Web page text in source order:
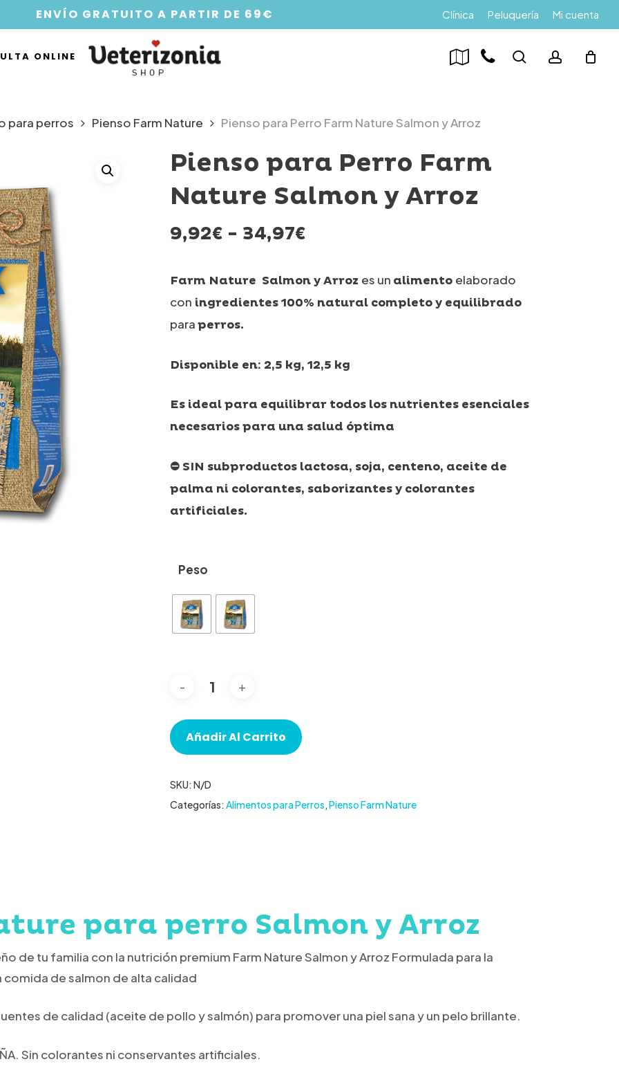
ENVÍO GRATUITO A PARTIR DE 69€ Clínica Peluquería Mi cuenta
ONLINE search account
para perros Pienso Farm Nature Pienso para Perro Farm Nature Salmon y Arroz
Pienso para Perro Farm
Nature Salmon y Arroz
9,92€ - 34,97€Rango
precios:
desde
34,97€
Farm Nature Salmon y Arroz es un alimento elaborado
con ingredientes 100% natural completo y equilibrado
paraperros.
Disponible en: 2,5 kg, 12,5 kg
Es idealpara equilibrar todos los nutrientes esenciales
necesarios para una salud óptima
⛔ SIN subproductos lactosa, soja, centeno, aceite de
palma ni colorantes, saborizantes y colorantes
artificiales.
Peso
Añadir Al Carrito
SKU: N/D
Categorías: Alimentos para Perros,Pienso Farm Nature
para perro Salmon y Arroz
de tu familia con la nutrición premium Farm Nature Salmon y Arroz Formulada para la
de salmon de alta calidad
de calidad (aceite de pollo y salmón) para promover una piel sana y un pelo brillante.
Sin colorantes ni conservantes artificiales.
Menu